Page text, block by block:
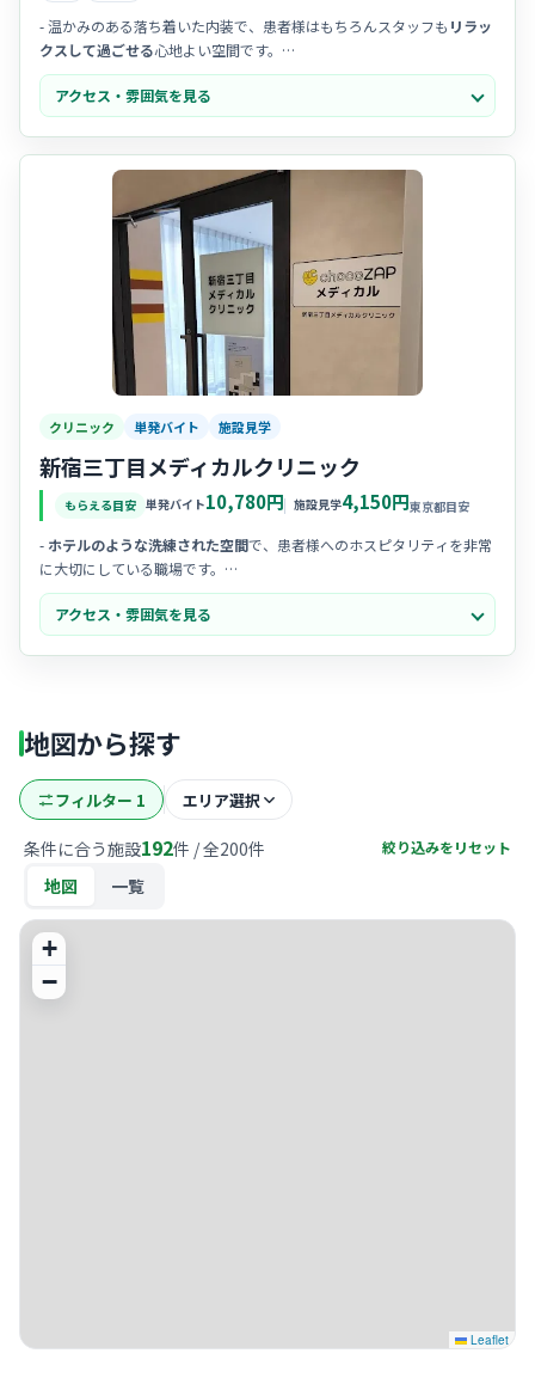
- 温かみのある落ち着いた内装で、患者様はもちろんスタッフも リラッ
クスして過ごせる心地よい空間です。
- スタッフ間のチームワークが良く、アットホームで相談しやすい雰囲
気なので、新しい環境でも馴染みやすいですよ。
- 一人ひとりの患者様とじっくり向き合う姿勢を大切にしており、心の
アクセス・雰囲気を見る
クリニック 単発バイト 施設見学
新宿三丁目メディカルクリニック
もらえる目安 単発バイト10,780円 施設見学4,150円東京都目安
- ホテルのような洗練された空間で、患者様へのホスピタリティを非常
に大切にしている職場です。
- 20代から30代のスタッフが中心となって、チームワークを重視しなが
ら明るく元気に活躍されています。
- 看護師が受付から施術まで一貫して担当することもあり、一人ひとり
アクセス・雰囲気を見る
地図から探す
フィルター 1 エリア選択
条件に合う施設192件 / 全200件 絞り込みをリセット
地図 一覧
+
−
Leaflet